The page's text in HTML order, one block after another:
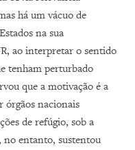
há um vácuo de
na sua
ao interpretar o sentido
tenham perturbado
que a motivação é a
órgãos nacionais
de refúgio, sob a
no entanto, sustentou